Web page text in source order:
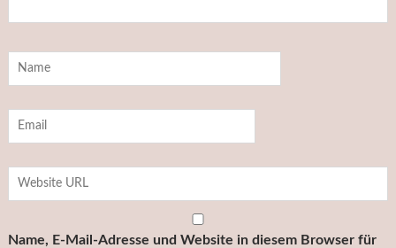
Name, E-Mail-Adresse und Website in diesem Browser für